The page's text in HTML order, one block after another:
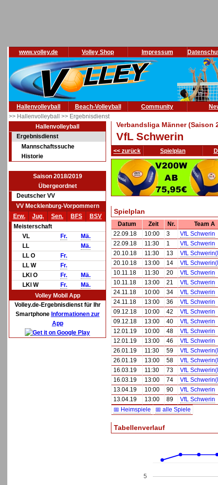
www.volley.de Volley Shop Impressum
Hallenvolleyball Beach-Volleyball Community
>> Hallenvolleyball >> Ergebnisdienst
Hallenvolleyball
Ergebnisdienst
Mannschaftssuche
Historie
Saison 2018/2019
Übergeordnet
Deutscher VV
VV Mecklenburg-Vorpommern
Erw.
Jug. Sen. BFS
BSV
Meisterschaft
VL
Fr.
Mä.
LL
Mä.
LL O
Fr.
LL W
Fr.
LKl O
Fr.
Mä.
LKl W
Fr.
Mä.
Volley Mobil App
Volley.de-Ergebnisdienst für Ihr
Smartphone Informationen zur
App
Verbandsliga Männer (Saison
VfL Schwerin
<< zurück Spielplan
Spielplan
Datum Zeit Nr.
Team A
22.09.18
10:00 3
VfL Schwerin
22.09.18
11:30 1
VfL Schwerin
20.10.18
11:30 13
VfL
20.10.18
13:00 14
VfL
10.11.18
11:30 20
VfL Schwerin
10.11.18
13:00 21
VfL Schwerin
24.11.18
10:00 34
VfL Schwerin
24.11.18
13:00 36
VfL Schwerin
09.12.18
10:00 42
VfL Schwerin
09.12.18
13:00 40
VfL Schwerin
12.01.19
10:00 48
VfL Schwerin
12.01.19
13:00 46
VfL Schwerin
26.01.19
11:30 59
VfL
26.01.19
13:00 58
VfL
16.03.19
11:30 73
VfL
16.03.19
13:00 74
VfL
13.04.19
10:00 90
VfL Schwerin
13.04.19
13:00 89
VfL Schwerin
📅 Heimspiele
📅 alle Spiele
Tabellenverlauf
5